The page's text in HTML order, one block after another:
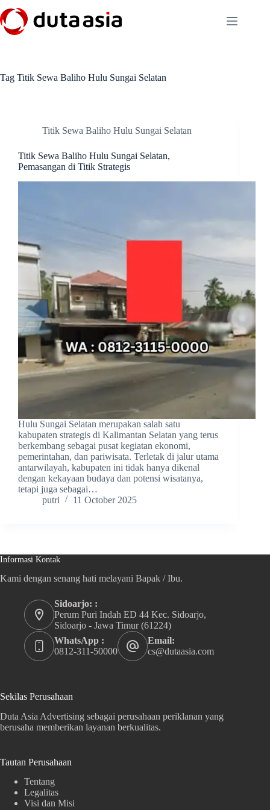
to
content
Tag Titik Sewa Baliho Hulu Sungai Selatan
Titik Sewa Baliho Hulu Sungai Selatan
Titik Sewa Baliho Hulu Sungai Selatan,
Pemasangan di Titik Strategis
Hulu Sungai Selatan merupakan salah satu
kabupaten strategis di Kalimantan Selatan yang terus
berkembang sebagai pusat kegiatan ekonomi,
pemerintahan, dan pariwisata. Terletak di jalur utama
antarwilayah, kabupaten ini tidak hanya dikenal
dengan kekayaan budaya dan potensi wisatanya,
tetapi juga sebagai…
putri
11 October 2025
Informasi Kontak
Kami dengan senang hati melayani Bapak / Ibu.
Sidoarjo: :
Perum Puri Indah ED 44 Kec. Sidoarjo,
Sidoarjo - Jawa Timur (61224)
WhatsApp :
0812-311-50000
Email:
cs@dutaasia.com
Sekilas Perusahaan
Duta Asia Advertising sebagai perusahaan periklanan yang
berusaha memberikan layanan berkualitas.
Tautan Perusahaan
Tentang
Legalitas
Visi dan Misi